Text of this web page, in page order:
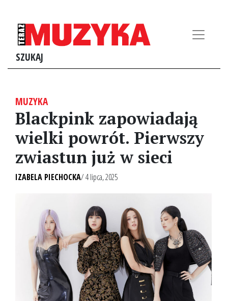
SZUKAJ
MUZYKA
Blackpink zapowiadają
wielki powrót. Pierwszy
zwiastun już w sieci
IZABELA PIECHOCKA/ 4 lipca, 2025